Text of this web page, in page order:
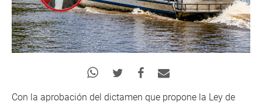
Con la aprobación del dictamen que propone la Ley de